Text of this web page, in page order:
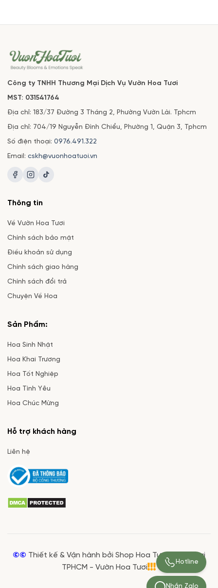
Công ty TNHH Thương Mại Dịch Vụ Vườn Hoa Tươi
MST: 031541764
Địa chỉ: 183/37 Đường 3 Tháng 2, Phường Vườn Lài. Tphcm
Địa chỉ: 704/19 Nguyễn Đình Chiểu, Phường 1, Quận 3, Tphcm
Số điện thoại: 0976.491.322
Email: cskh@vuonhoatuoi.vn
Thông tin
Về Vườn Hoa Tươi
Chính sách bảo mật
Điều khoản sử dụng
Chính sách giao hàng
Chính sách đổi trả
Chuyện Về Hoa
Sản Phẩm:
Hoa Sinh Nhật
Hoa Khai Trương
Hoa Tốt Nghiệp
Hoa Tình Yêu
Hoa Chúc Mừng
Hỗ trợ khách hàng
Liên hệ
©© Thiết kế & Vận hành bởi Shop Hoa Tươi Giá Rẻ tại
TPHCM - Vườn Hoa Tươi
Nhắn Zalo
Hotline